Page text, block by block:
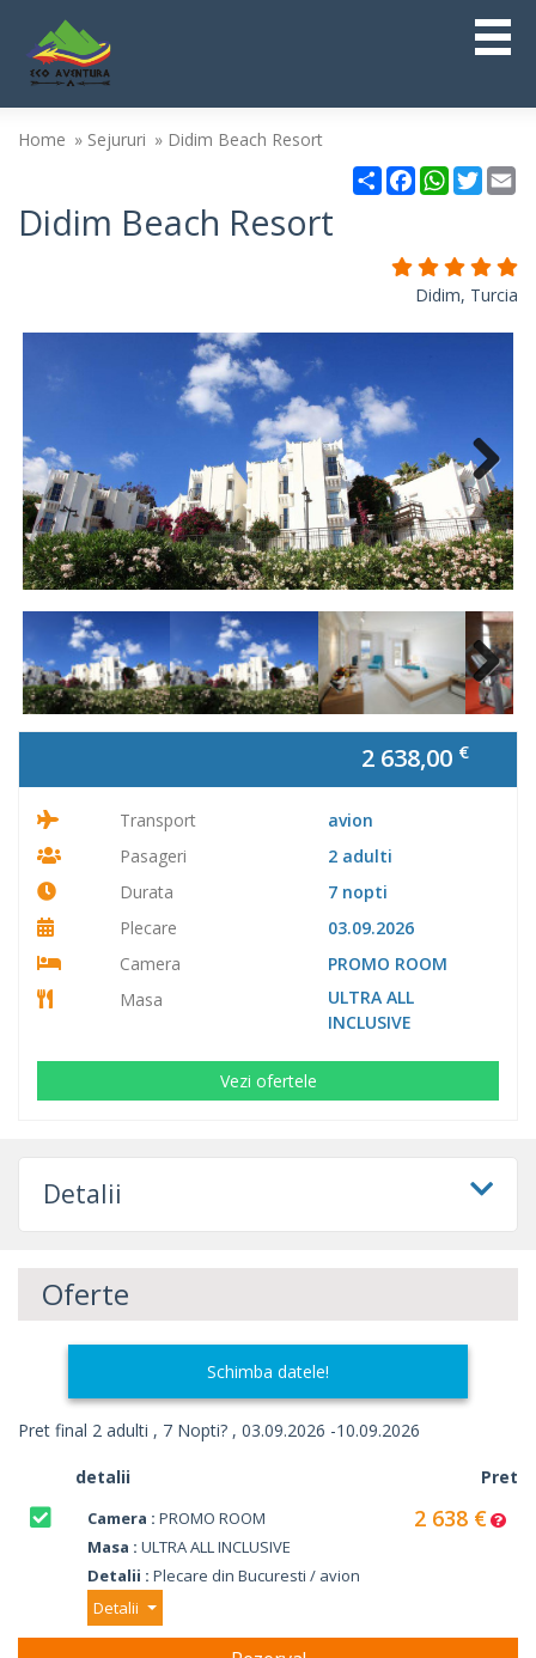
Home Sejururi Didim Beach Resort
Partajare
Facebook
Didim Beach Resort
Didim, Turcia
Next
Next
2 638,00 €
Transport
avion
Pasageri
2 adulti
Durata
7 nopti
Plecare
03.09.2026
Camera
PROMO ROOM
Masa
ULTRA ALL
INCLUSIVE
Vezi ofertele
Detalii
Oferte
Schimba datele!
Pret final 2 adulti , 7 Nopti? , 03.09.2026 -10.09.2026
detalii Pret
Camera : PROMO ROOM
Masa : ULTRA ALL INCLUSIVE
Detalii : Plecare din Bucuresti / avion
Detalii
2 638 €